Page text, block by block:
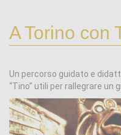
A Torino con
Un percorso guidato e
“Tino” utili per rallegrare un